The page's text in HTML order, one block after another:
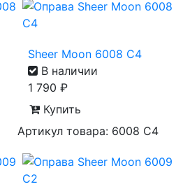
Sheer Moon 6008 С4
В наличии
1 790 ₽
Купить
Артикул товара: 6008 С4